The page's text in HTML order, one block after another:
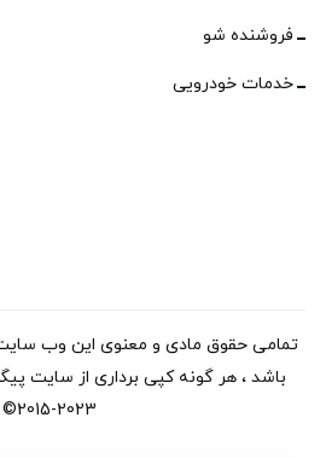
فروشنده شو
خدمات خودرویی
تمامی حقوق مادی و معنوی این وب
©2015-2023